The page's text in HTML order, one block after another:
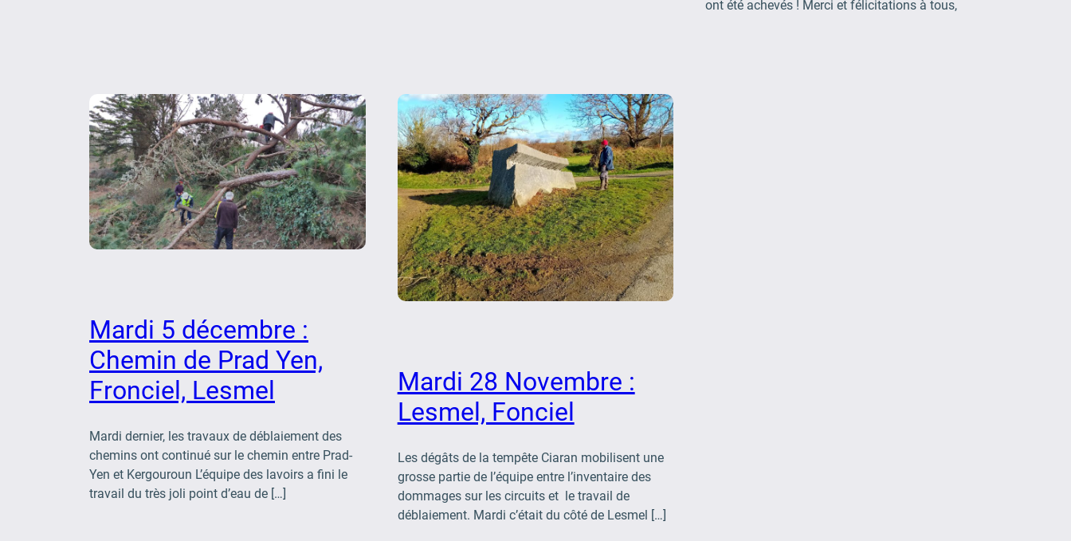
ont été achevés ! Merci et félicitations à tous,
Mardi 5 décembre :
Chemin de Prad Yen,
Fronciel, Lesmel
Mardi dernier, les travaux de déblaiement des
chemins ont continué sur le chemin entre Prad-
Yen et Kergouroun L’équipe des lavoirs a fini le
travail du très joli point d’eau de […]
Mardi 28 Novembre :
Lesmel, Fonciel
Les dégâts de la tempête Ciaran mobilisent une
grosse partie de l’équipe entre l’inventaire des
dommages sur les circuits et le travail de
déblaiement. Mardi c’était du côté de Lesmel […]